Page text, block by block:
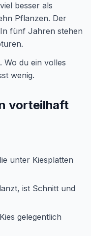
besser als
Pflanzen. Der
fünf Jahren stehen
Wo du ein volles
wenig.
vorteilhaft
unter Kiesplatten
ist Schnitt und
gelegentlich